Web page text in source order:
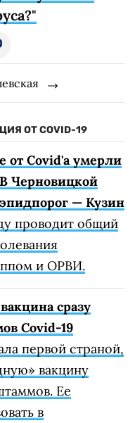
ОТ COVID-19
от Covid'а умерли
Черновицкой
— Кузин
проводит общий
и ОРВИ.
сразу
Covid-19
первой страной,
вакцину
Ее
в